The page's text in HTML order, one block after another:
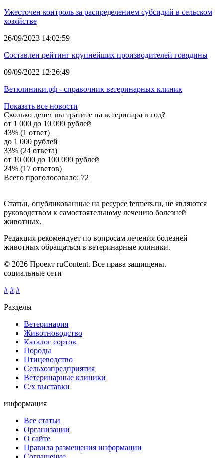
Ужесточен контроль за распределением субсидий в сельском
хозяйстве
26/09/2023 14:02:59
Составлен рейтинг крупнейших производителей говядины
09/09/2022 12:26:49
Ветклиники.рф - справочник ветеринарных клиник
Показать все новости
Сколько денег вы тратите на ветеринара в год?
от 1 000 до 10 000 рублей
43% (1 ответ)
до 1 000 рублей
33% (24 ответа)
от 10 000 до 100 000 рублей
24% (17 ответов)
Всего проголосовало: 72
Статьи, опубликованные на ресурсе fermers.ru, не являются
руководством к самостоятельному лечению болезней
животных.
Редакция рекомендует по вопросам лечения болезней
животных обращаться в ветеринарные клиники.
© 2026 Проект ruContent. Все права защищены.
социальные сети
# # #
Разделы
Ветеринария
Животноводство
Каталог сортов
Породы
Птицеводство
Сельхозпредприятия
Ветеринарные клиники
С/х выставки
информация
Все статьи
Организации
О сайте
Правила размещения информации
Соглашение